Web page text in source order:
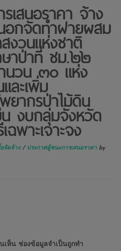
เสนอราคา จ้าง
อกจัดทำฝายผสม
งวนแห่งชาติ
าป่าที่ ชม.๒๒
นวน ๓๐ แห่ง
ละเพิ่ม
ยากรป่าไม้ดิน
น งบกลุ่มจังหวัด
ฉพาะเจาะจง
จัดจ้าง / ประกาศผู้ชนะการเสนอราคา by
เห็น ช่องข้อมูลจำเป็นถูกทำ